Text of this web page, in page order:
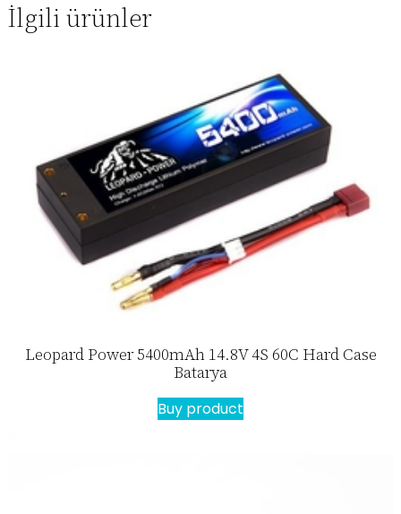
İlgili ürünler
Leopard Power 5400mAh 14.8V 4S 60C Hard Case
Batarya
Buy product